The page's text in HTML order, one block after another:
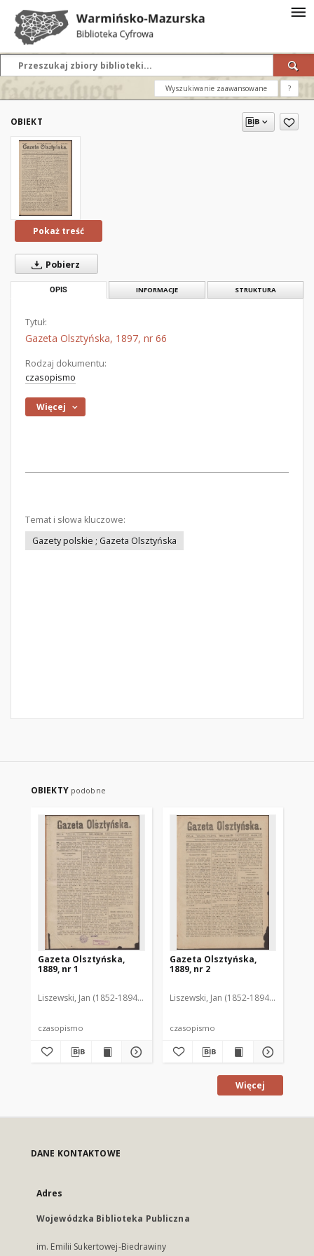
Wyszukiwanie zaawansowane ?
OBIEKT
Pokaż treść
Pobierz
OPIS INFORMACJE STRUKTURA
Tytuł:
Gazeta Olsztyńska, 1897, nr 66
Rodzaj dokumentu:
czasopismo
Więcej
Temat i słowa kluczowe:
Gazety polskie ; Gazeta Olsztyńska
OBIEKTY podobne
Gazeta Olsztyńska,
1889, nr 1
Liszewski, Jan (1852-1894). Red.
czasopismo
Gazeta Olsztyńska,
1889, nr 2
Liszewski, Jan (1852-1894). Red.
czasopismo
Więcej
DANE KONTAKTOWE
Adres
Wojewódzka Biblioteka Publiczna
im. Emilii Sukertowej-Biedrawiny